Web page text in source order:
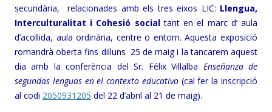
secundària, relacionades amb els tres eixos LIC: Llengua,
Interculturalitat i Cohesió socialtant en el marc d’ aula
d’acollida, aula ordinària, centre o entorn. Aquesta exposició
romandrà oberta fins dilluns 25 de maig i la tancarem aquest
dia amb la conferència del Sr. Félix Villalba Enseñanza de
segundas lenguas en el contexto educativo(cal fer la inscripció
al codi 2050931205 del 22 d’abril al 21 de maig).